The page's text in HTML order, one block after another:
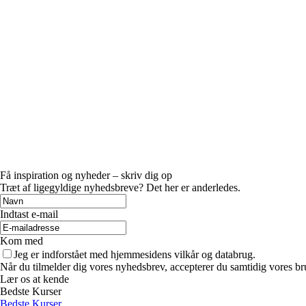
Få inspiration og nyheder – skriv dig op
Træt af ligegyldige nyhedsbreve? Det her er anderledes.
Indtast e-mail
Kom med
Jeg er indforstået med hjemmesidens vilkår og databrug.
Når du tilmelder dig vores nyhedsbrev, accepterer du samtidig
Lær os at kende
Bedste Kurser
Bedste Kurser